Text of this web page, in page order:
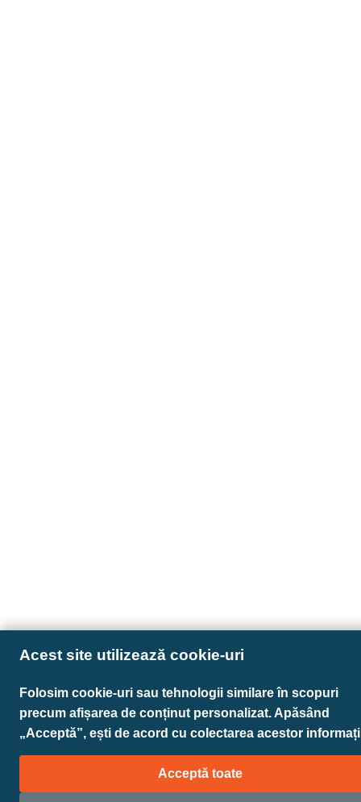
Acest site utilizează cookie-uri
Folosim cookie-uri sau tehnologii similare în scopuri
precum afișarea de conținut personalizat. Apăsând
„Acceptă”, ești de acord cu colectarea acestor
Acceptă toate